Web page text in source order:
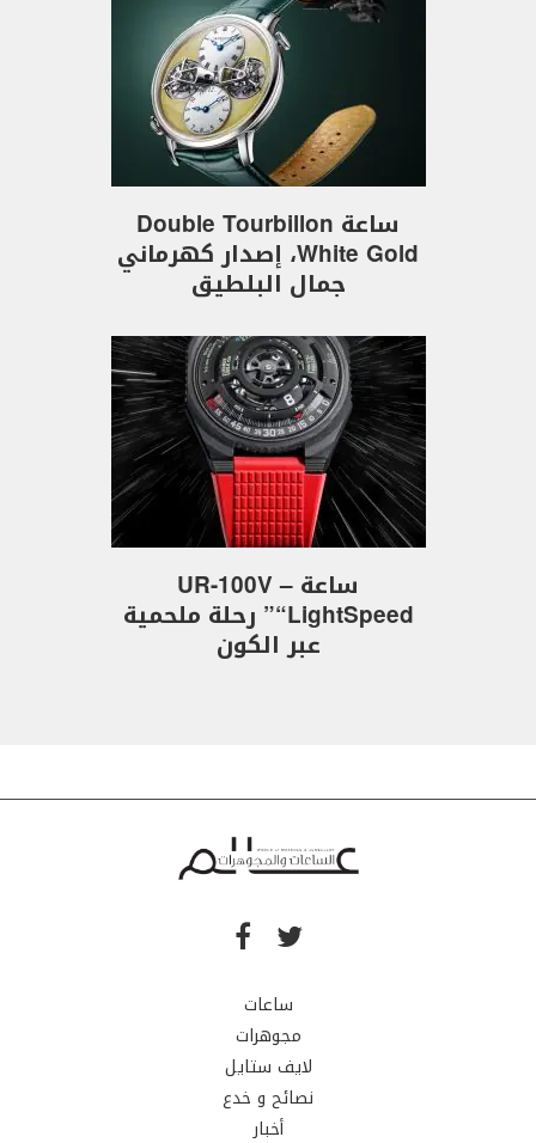
ساعة Double Tourbillon
White Gold، إصدار كهرماني
جمال البلطيق
ساعة UR-100V –
“LightSpeed” رحلة ملحمية
عبر الكون
ساعات
مجوهرات
لايف ستايل
نصائح و خدع
أخبار